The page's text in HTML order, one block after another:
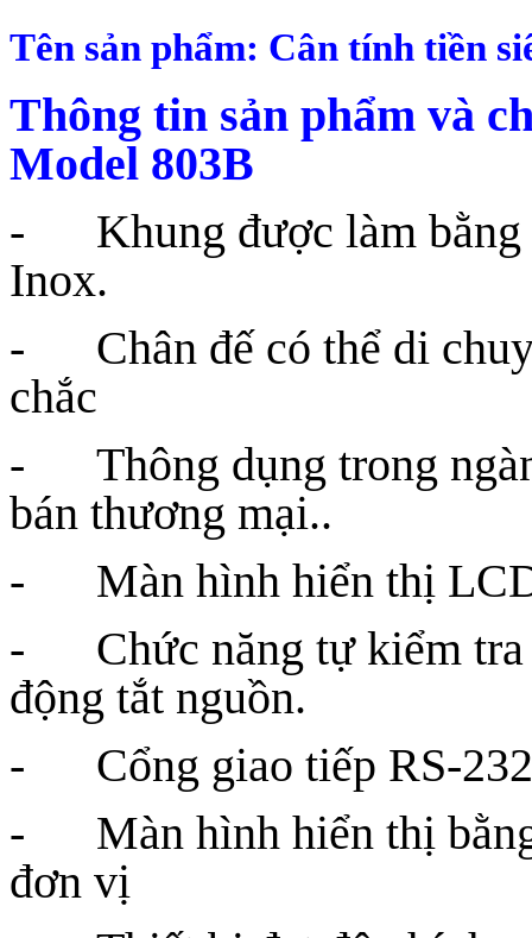
Tên sản phẩm: Cân tính tiền
Thông tin sản phẩm và
Model 803B
- Khung được làm bằng
Inox.
- Chân đế có thể di
chắc
- Thông dụng trong
bán thương mại..
- Màn hình hiển thị
- Chức năng tự kiểm tra
động tắt nguồn.
- Cổng giao tiếp RS-
- Màn hình hiển thị bằng
đơn vị